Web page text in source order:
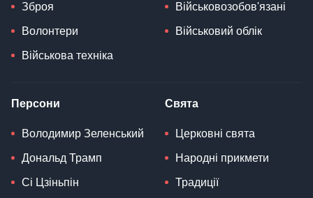
Зброя
Волонтери
Військова техніка
Військовозобов'язані
Військовий облік
Персони
Володимир Зеленський
Дональд Трамп
Сі Цзіньпін
Свята
Церковні свята
Народні прикмети
Традиції